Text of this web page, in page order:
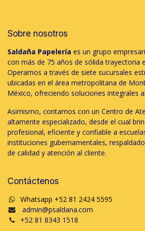
Sobre nosotros
Saldaña Papelería es un grupo
con más de 75 años de sólida trayectoria
Operamos a través de siete sucursales
ubicadas en el área metropolitana de
México, ofreciendo soluciones integrales
Asimismo, contamos con un Centro de
altamente especializado, desde el cual
profesional, eficiente y confiable a
instituciones gubernamentales,
de calidad y atención al cliente.
Contáctenos
Whatsapp +52 81 2424 5595
admin@psaldana.com
+52 81 8343 1518